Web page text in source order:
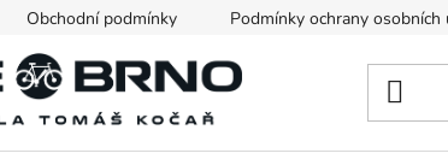
Obchodní podmínky Podmínky ochrany osobních